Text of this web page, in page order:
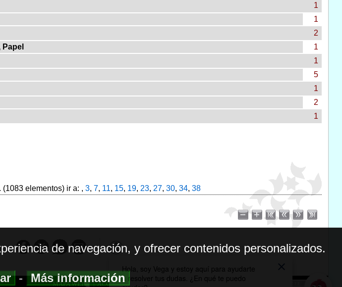
1
1
2
1
1
5
1
2
1
elementos) ir a: , 3, 7, 11, 15, 19, 23, 27, 30, 34, 38
MAPA WEB|ACCESIBILIDAD
de navegación, y ofrecer contenidos personalizados.
-Más información